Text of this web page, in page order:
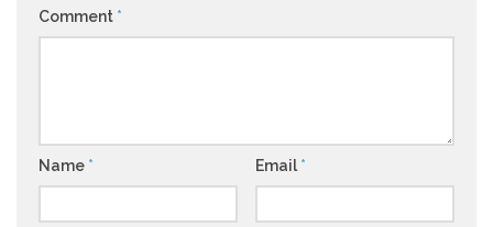
Comment *
Name * Email *